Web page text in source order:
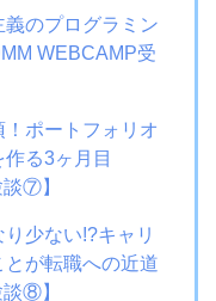
のプログラミン
WEBCAMP受
ポートフォリオ
る3ヶ月目
談⑦】
少ない!?キャリ
が転職への近道
談⑧】